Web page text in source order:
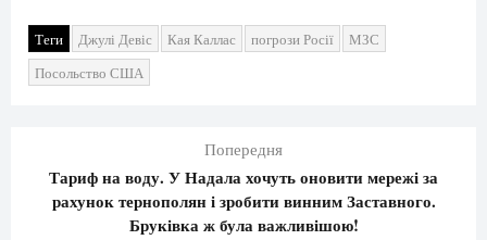
Теги Джулі Девіс Кая Каллас погрози Росії
МЗС
Посольство США
Попередня
Тариф на воду. У Надала хочуть оновити мережі за
рахунок тернополян і зробити винним Заставного.
Бруківка ж була важливішою!